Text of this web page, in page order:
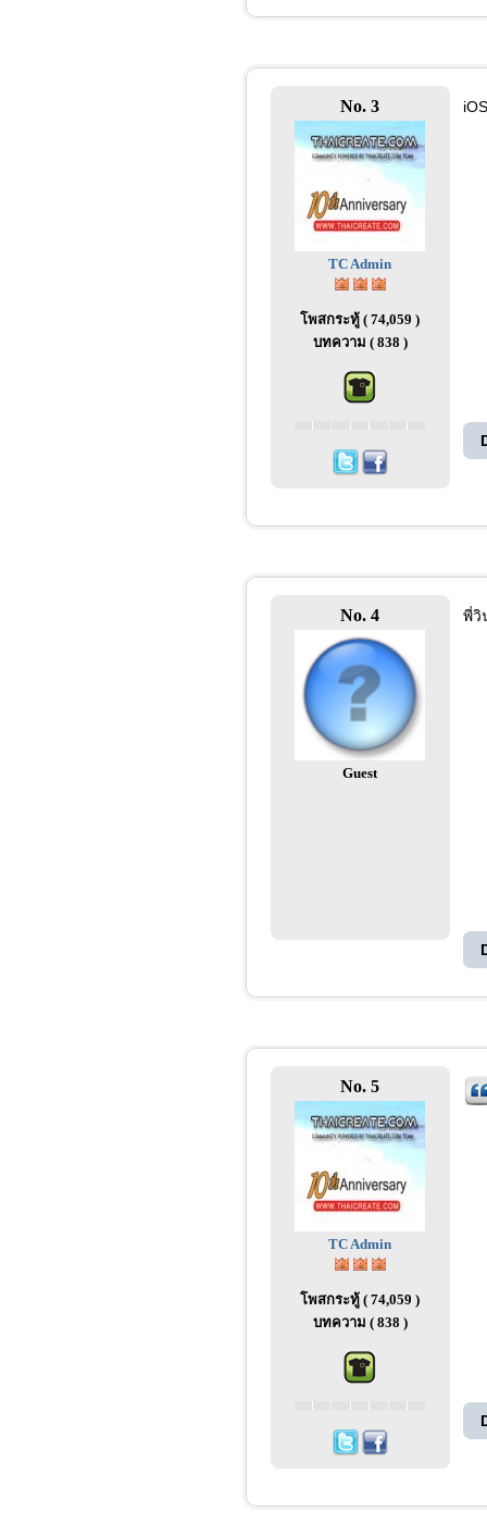
No. 3
TC Admin
โพสกระทู้ ( 74,059 )
บทความ ( 838 )
No. 4
Guest
พี่วิ
No. 5
TC Admin
โพสกระทู้ ( 74,059 )
บทความ ( 838 )